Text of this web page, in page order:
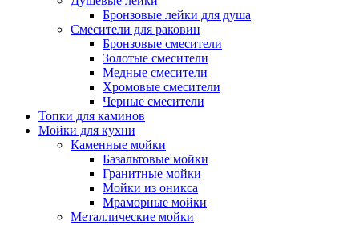
Бронзовые лейки для душа
Смесители для раковин
Бронзовые смесители
Золотые смесители
Медные смесители
Хромовые смесители
Черные смесители
Топки для каминов
Мойки для кухни
Каменные мойки
Базальтовые мойки
Гранитные мойки
Мойки из оникса
Мраморные мойки
Металлические мойки